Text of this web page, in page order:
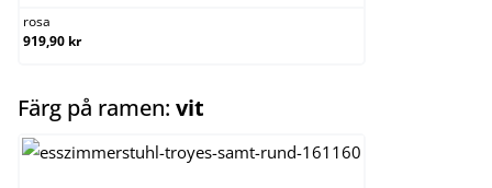
rosa
919,90 kr
Färg på ramen: vit